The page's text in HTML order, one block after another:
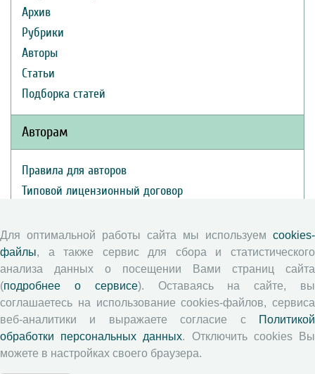
Архив
Рубрики
Авторы
Статьи
Подборка статей
Авторам
Правила для авторов
Типовой лицензионный договор
Согласие на обработку персональных данных
Авторские права
Рецензентам
Памятка рецензенту
Положение о рецензировании
Для оптимальной работы сайта мы используем cookies-
файлы, а также сервис для сбора и статистического
анализа данных о посещении Вами страниц сайта
(подробнее о сервисе). Оставаясь на сайте, вы
соглашаетесь на использование cookies-файлов, сервиса
веб-аналитики и выражаете согласие с
Политикой
обработки персональных данных. Отключить cookies Вы
можете в настройках своего браузера.